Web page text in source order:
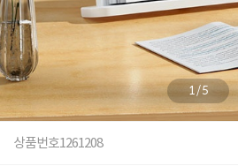
1/5
상품번호1261208